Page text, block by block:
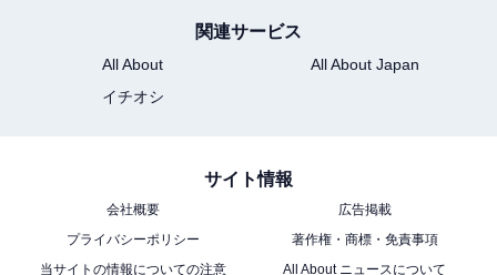
【大分県の人気ホテル】「YUFUIN FLORAL
VILLAGE HOTEL」はおとぎ話の世界のような
関連サービス
All About
All About Japan
イチオシ
サイト情報
会社概要
広告掲載
プライバシーポリシー
著作権・商標・免責事項
当サイトの情報についての注意
All About ニュースについて